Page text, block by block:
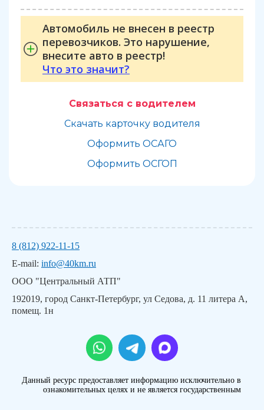
Автомобиль не внесен в реестр
перевозчиков. Это нарушение,
внесите авто в реестр!
Что это значит?
Связаться с водителем
Скачать карточку водителя
Оформить ОСАГО
Оформить ОСГОП
8 (812) 922-11-15
E-mail: info@40km.ru
ООО "Центральный АТП"
192019, город Санкт-Петербург, ул Седова, д. 11 литера А,
помещ. 1н
Данный ресурс предоставляет информацию исключительно в
ознакомительных целях и не является государственным